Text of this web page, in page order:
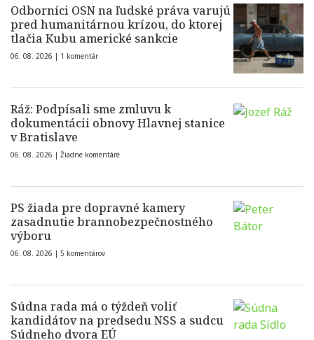
Odborníci OSN na ľudské práva varujú
pred humanitárnou krízou, do ktorej
tlačia Kubu americké sankcie
06. 08. 2026 | 1 komentár
Ráž: Podpísali sme zmluvu k
dokumentácii obnovy Hlavnej stanice
v Bratislave
06. 08. 2026 | Žiadne komentáre
PS žiada pre dopravné kamery
zasadnutie brannobezpečnostného
výboru
06. 08. 2026 | 5 komentárov
Súdna rada má o týždeň voliť
kandidátov na predsedu NSS a sudcu
Súdneho dvora EÚ